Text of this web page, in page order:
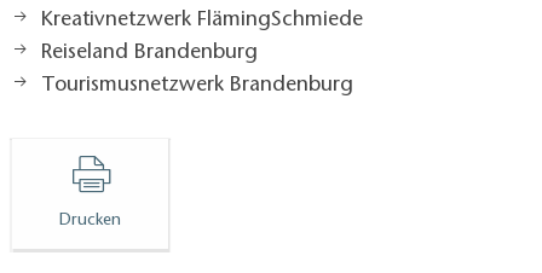
Kreativnetzwerk FlämingSchmiede
Reiseland Brandenburg
Tourismusnetzwerk Brandenburg
Drucken